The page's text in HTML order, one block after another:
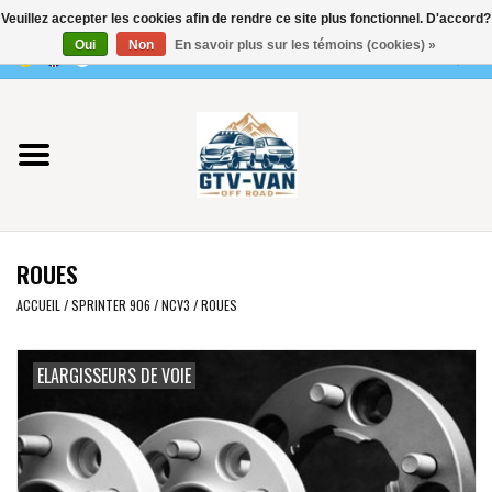
0 Articles - €0,00
Utilisez
les
flèches
haut
et
bas
pour
Entrée
pour
accéder
au
Vito / classe V - 447
Viano /Vito 639
VW T7 2025
VW T6
VW T5
VW CRAFTER / MAN TGE
ROUES
ACCUEIL /SPRINTER 906 / NCV3 /ROUES
ELARGISSEURS DE VOIE
Veuillez accepter les cookies afin de rendre ce site plus fonctionnel. D'accord?
Oui
Non En savoir plus sur les témoins (cookies) »